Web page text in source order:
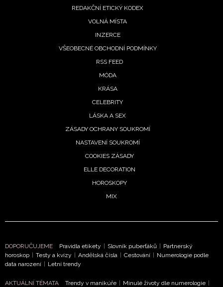
Přihlášením k newsletteru souhlasíte s
podmínkami společnosti BurdaMedia Extra s.r.o.
potvrzujete, že jste se seznámili se
- BurdaMedia Extra s.r.o. bude s
Vašimi údaji pracovat zejména k organizaci a
informace od našich partnerů? Pokud souhlasíte se
soukromí BurdaMedia Extra s.r.o.
, zaškrtněte toto pole.
REDAKČNÍ ETICKÝ KODEX
VOLNÁ MÍSTA
INZERCE
VŠEOBECNÉ OBCHODNÍ PODMÍNKY
RSS FEED
MÓDA
KRÁSA
CELEBRITY
LÁSKA A SEX
ZÁSADY OCHRANY SOUKROMÍ
NASTAVENÍ SOUKROMÍ
COOKIES ZÁSADY
ELLE DECORATION
HOROSKOPY
MIX
DOPORUČUJEME Pravidla etikety | Slovník puberťáků | Partnerský
horoskop | Testy a kvízy | Andělská čísla | Cestování | Numerologie podle
data narození | Letní trendy
AKTUÁLNÍ TÉMATA Trendy v manikúře | Minulé životy dle numerologie |